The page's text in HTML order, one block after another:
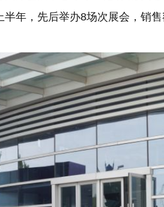
年，先后举办8场次展会，销售